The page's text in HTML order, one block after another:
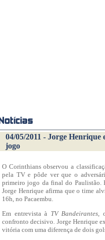
04/05/2011 - Jorge
jogo
O Corinthians observou a
pela TV e pôde ver que o
primeiro jogo da final do Paulistão.
Jorge Henrique afirma que o time
16h, no Pacaembu.
Em entrevista à TV Bandeirantes,
confronto decisivo. Jorge Henrique
vitória com uma diferença de dois